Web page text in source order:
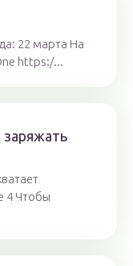
22 марта На
https:/...
4 Чтобы